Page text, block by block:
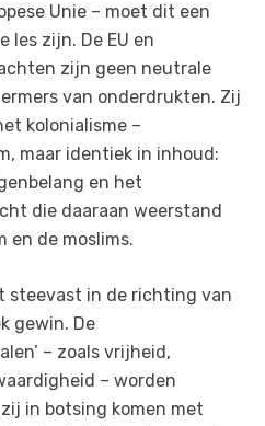
Unie – moet dit een
les zijn. De EU en
zijn geen neutrale
van onderdrukten. Zij
kolonialisme –
maar identiek in inhoud:
en het
die daaraan weerstand
en de moslims.
steevast in de richting van
gewin. De
– zoals vrijheid,
– worden
in botsing komen met